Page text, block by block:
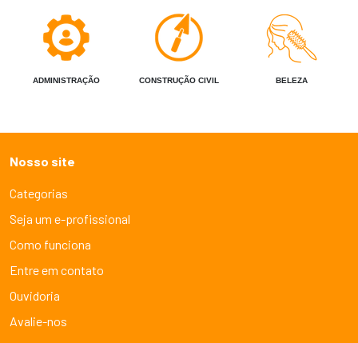
ADMINISTRAÇÃO CONSTRUÇÃO CIVIL BELEZA
Nosso site
Categorias
Seja um e-profissional
Como funciona
Entre em contato
Ouvidoria
Avalie-nos